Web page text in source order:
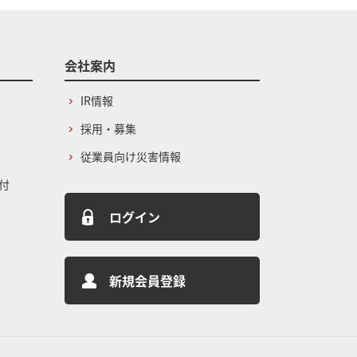
会社案内
IR情報
採用・募集
従業員向け災害情報
ログイン
新規会員登録